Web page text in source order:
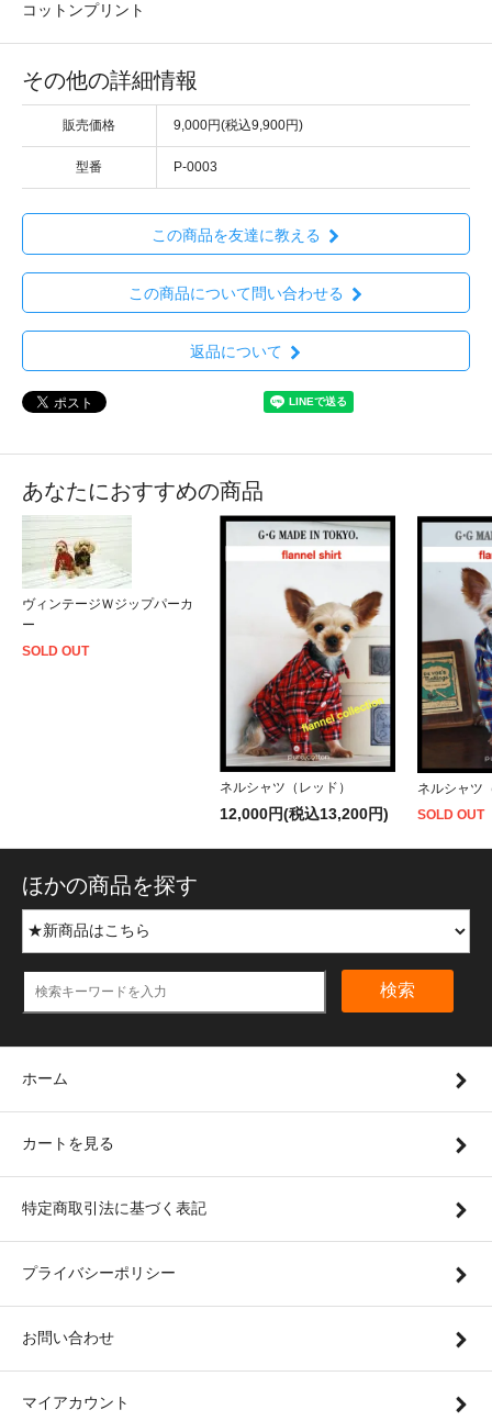
コットンプリント
その他の詳細情報
販売価格 9,000円(税込9,900円)
型番 P-0003
この商品を友達に教える
この商品について問い合わせる
返品について
あなたにおすすめの商品
ヴィンテージＷジップパーカ
ー
SOLD OUT
ネルシャツ（レッド）
12,000円(税込13,200円)
ネルシャツ
SOLD OUT
ほかの商品を探す
検索
ホーム
カートを見る
特定商取引法に基づく表記
プライバシーポリシー
お問い合わせ
マイアカウント